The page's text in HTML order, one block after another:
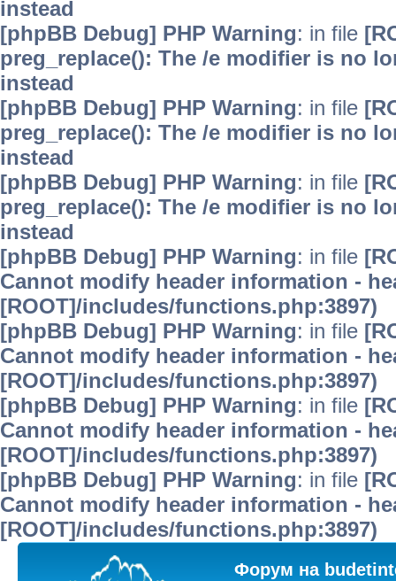
instead
[phpBB Debug] PHP Warning: in file
preg_replace(): The /e modifier is no
instead
[phpBB Debug] PHP Warning: in file
preg_replace(): The /e modifier is no
instead
[phpBB Debug] PHP Warning: in file
preg_replace(): The /e modifier is no
instead
[phpBB Debug] PHP Warning: in file
Cannot modify header information -
[ROOT]/includes/functions.php:3897)
[phpBB Debug] PHP Warning: in file
Cannot modify header information -
[ROOT]/includes/functions.php:3897)
[phpBB Debug] PHP Warning: in file
Cannot modify header information -
[ROOT]/includes/functions.php:3897)
[phpBB Debug] PHP Warning: in file
Cannot modify header information -
[ROOT]/includes/functions.php:3897)
Форум на